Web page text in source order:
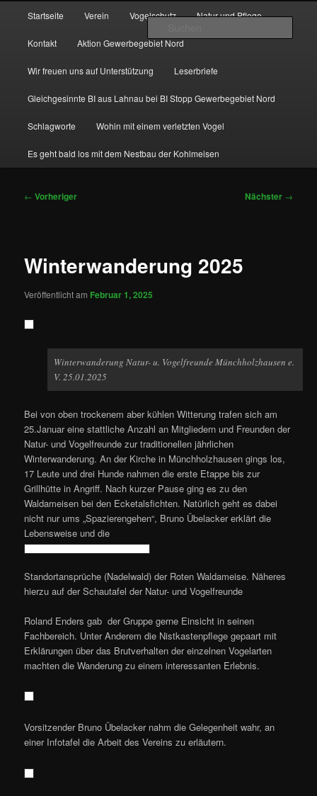
primärencontent/uploads/2017/12/cropped-HGON_logo.jpg
Startseite Verein Vogelschutz Natur und Pflege
Kontakt Aktion Gewerbegebiet Nord
Wir freuen uns auf Unterstützung Leserbriefe
Gleichgesinnte BI aus Lahnau bei BI Stopp Gewerbegebiet Nord
Schlagworte Wohin mit einem verletzten Vogel
Es geht bald los mit dem Nestbau der Kohlmeisen
Beitragsnavigation
← Vorheriger Nächster →
Winterwanderung 2025
Veröffentlicht am Februar 1, 2025
Winterwanderung Natur- u. Vogelfreunde Münchholzhausen e.
V. 25.01.2025
Bei von oben trockenem aber kühlen Witterung trafen sich am
25.Januar eine stattliche Anzahl an Mitgliedern und Freunden der
Natur- und Vogelfreunde zur traditionellen jährlichen
Winterwanderung.An der Kirche in Münchholzhausen gings los,
17 Leute und drei Hunde nahmen die erste Etappe bis zur
Grillhütte in Angriff. Nach kurzer Pause ging es zu den
Waldameisen bei den Ecketalsfichten. Natürlich geht es dabei
nicht nur ums „Spazierengehen“, Bruno Übelacker erklärt die
Lebensweise und die
Standortansprüche (Nadelwald) der Roten Waldameise. Näheres
hierzu auf der Schautafel der Natur- und Vogelfreunde
Roland Enders gab der Gruppe gerne Einsicht in seinen
Fachbereich. Unter Anderem die Nistkastenpflege gepaart mit
Erklärungen über das Brutverhalten der einzelnen Vogelarten
machten die Wanderung zu einem interessanten Erlebnis.
Vorsitzender Bruno Übelacker nahm die Gelegenheit wahr, an
einer Infotafel die Arbeit des Vereins zu erläutern.